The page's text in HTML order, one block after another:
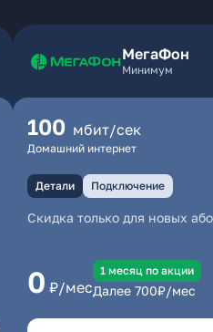
МегаФон
Минимум
100 мбит/сек
Домашний интернет
Детали Подключение
Скидка только для новых
0 ₽/мес
1 месяц по акции
Далее 700₽/мес